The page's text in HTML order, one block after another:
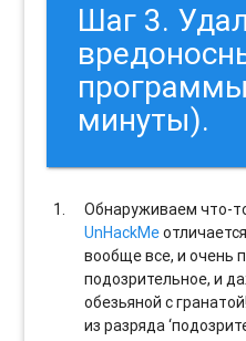
Шаг 3.
минуты).
Обнаруживаем что-
UnHackMe
вообще все, и очень
подозрительное, и
обезьяной с
из разряда